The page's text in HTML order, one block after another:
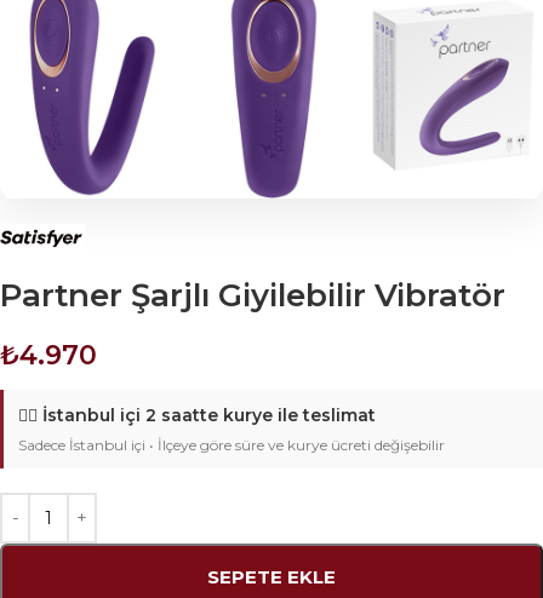
Partner Şarjlı Giyilebilir Vibratör
₺4.970
🚴‍♂️ İstanbul içi 2 saatte kurye ile teslimat
Sadece İstanbul içi • İlçeye göre süre ve kurye ücreti değişebilir
SEPETE EKLE